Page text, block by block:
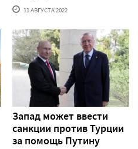
11 АВГУСТА'2022
Запад может ввести
санкции против Турции
за помощь Путину